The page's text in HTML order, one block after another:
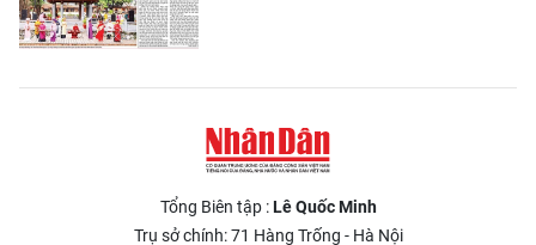
Tổng Biên tập :Lê Quốc Minh
Trụ sở chính: 71 Hàng Trống - Hà Nội